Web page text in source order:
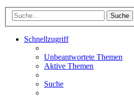
Suche
Schnellzugriff
Unbeantwortete Themen
Aktive Themen
Suche